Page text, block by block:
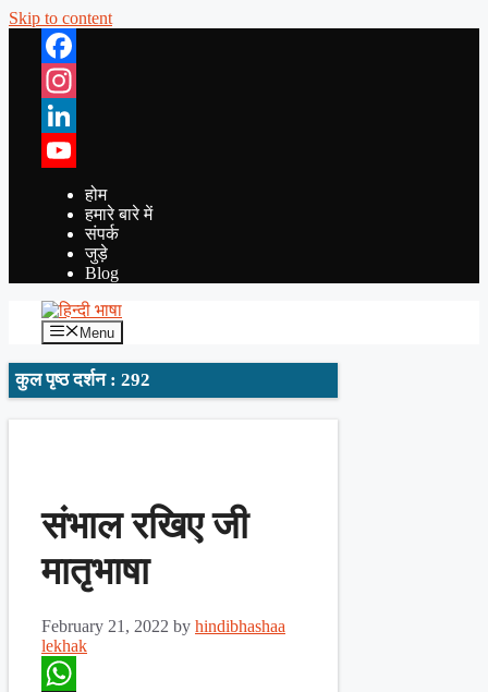
Skip to content
Facebook
Instagram
LinkedIn
YouTube
होम
हमारे बारे में
संपर्क
जुड़े
Blog
Menu
कुल पृष्ठ दर्शन : 292
संभाल रखिए जी
मातृभाषा
February 21, 2022 by hindibhashaa
lekhak